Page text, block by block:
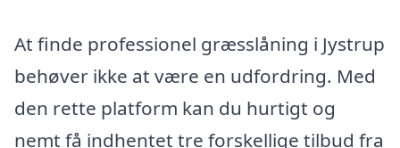
At finde professionel græsslåning i Jystrup
behøver ikke at være en udfordring. Med
den rette platform kan du hurtigt og
nemt få indhentet tre forskellige tilbud fra